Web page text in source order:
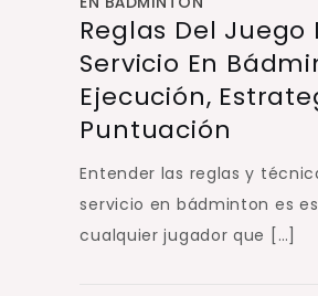
Reglas Del Juego
Servicio En
Ejecución,
Puntuación
Entender las reglas y
servicio en bádminton es
cualquier jugador que […]